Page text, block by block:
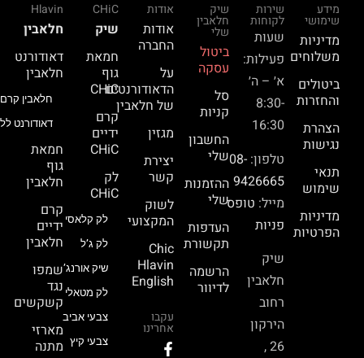
מידע
שימושי
מדיניות
משלוחים
ביטולים
והחזרות
הצהרת
נגישות
תנאי
שימוש
מדיניות
הפרטיות
שירות
לקוחות
שעות
פעילות:
א׳ – ה׳
8:30-
16:30
טלפון: 08-
9426665
מייל: טופס
פניות
שיק
חלאבין
רחוב
הירקון
26 ,
שיק
חלאבין
שלי
ביטול
עסקה
סל
קניות
החשבון
שלי
ההזמנות
שלי
העדפות
תקשורת
הרשמה
לדיוור
אודות
אודות
החברה
על
הדאודורנטים
של חלאבין
מגזין
יצירת
קשר
לשוק
המקצועי
Chic
Hlavin
English
עקבו
אחרינו
CHiC
שיק
חמאת
גוף
CHiC
קרם
ידיים
CHiC
לק
CHiC
לק קלאסי
לק ג’ל
שיק אורנג’
לק מטאלי
צבעי אביב
צבעי קיץ
Hlavin
חלאבין
דאודורנט
חלאבין
חלאבין
דאודורנט
חמאת
גוף
חלאבין
קרם
ידיים
חלאבין
שמפו
נגד
קשקשים
מארזי
מתנה